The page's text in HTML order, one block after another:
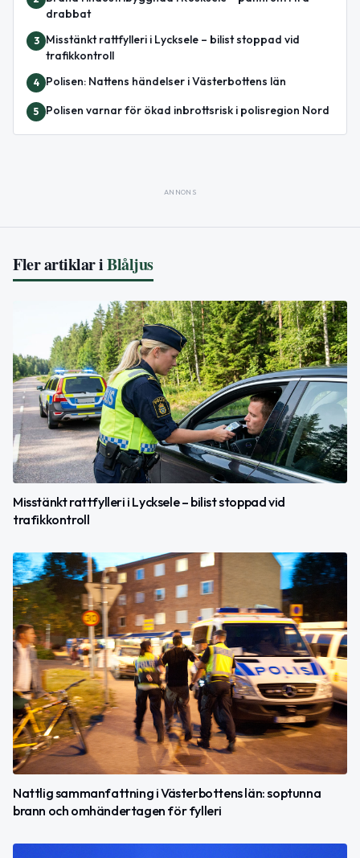
drabbat
3
Misstänkt rattfylleri i Lycksele – bilist stoppad vid
trafikkontroll
4 Polisen: Nattens händelser i Västerbottens län
5 Polisen varnar för ökad inbrottsrisk i polisregion Nord
ANNONS
Fler artiklar iBlåljus
Misstänkt rattfylleri i Lycksele – bilist stoppad vid
trafikkontroll
Nattlig sammanfattning i Västerbottens län: soptunna
brann och omhändertagen för fylleri